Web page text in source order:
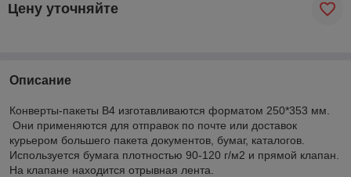
Цену уточняйте
Описание
Конверты-пакеты B4 изготавливаются форматом 250*353 мм.
Они применяются для отправок по почте или доставок
курьером большего пакета документов, бумаг, каталогов.
Используется бумага плотностью 90-120 г/м2 и прямой клапан.
На клапане находится отрывная лента.